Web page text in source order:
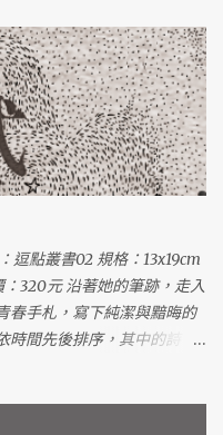
逗點叢書02 規格：13x19cm
320元 沿著她的筆跡，走入
春手札，寫下純潔與黯晦的
時間先後排序，其中的詩、
此蒙昧不安的時期，作者以